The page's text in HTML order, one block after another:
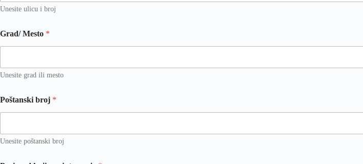
r
*
Unesite ulicu i broj
Grad/ Mesto *
Unesite grad ili mesto
Poštanski broj *
Unesite poštanski broj